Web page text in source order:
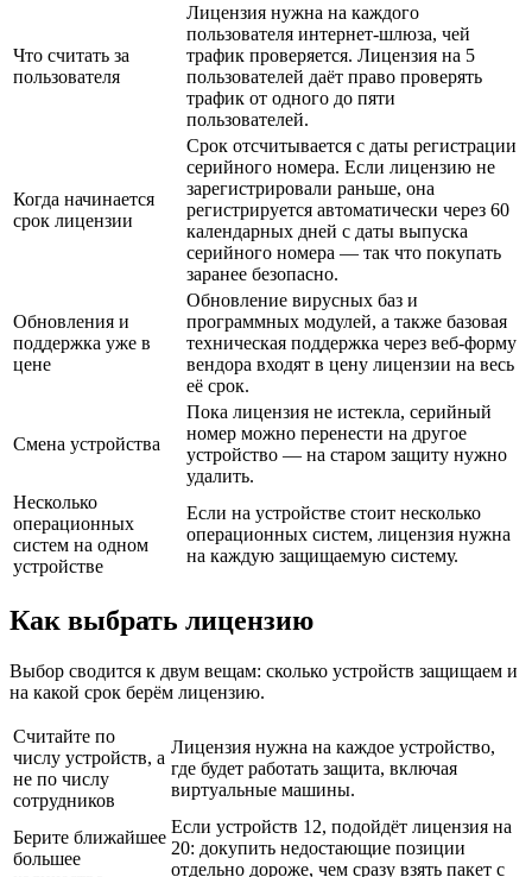
Что считать за
пользователя
Лицензия нужна на каждого
пользователя интернет-шлюза, чей
трафик проверяется. Лицензия на 5
пользователей даёт право проверять
трафик от одного до пяти
пользователей.
Когда начинается
срок лицензии
Срок отсчитывается с даты регистрации
серийного номера. Если лицензию не
зарегистрировали раньше, она
регистрируется автоматически через 60
календарных дней с даты выпуска
серийного номера — так что покупать
заранее безопасно.
Обновления и
поддержка уже в
цене
Обновление вирусных баз и
программных модулей, а также базовая
техническая поддержка через веб-форму
вендора входят в цену лицензии на весь
её срок.
Смена устройства
Пока лицензия не истекла, серийный
номер можно перенести на другое
устройство — на старом защиту нужно
удалить.
Несколько
операционных
систем на одном
устройстве
Если на устройстве стоит несколько
операционных систем, лицензия нужна
на каждую защищаемую систему.
Как выбрать лицензию
Выбор сводится к двум вещам: сколько устройств защищаем и
на какой срок берём лицензию.
Считайте по
числу устройств, а
не по числу
сотрудников
Лицензия нужна на каждое устройство,
где будет работать защита, включая
виртуальные машины.
Берите ближайшее
большее
Если устройств 12, подойдёт лицензия на
20: докупить недостающие позиции
отдельно дороже, чем сразу взять пакет с